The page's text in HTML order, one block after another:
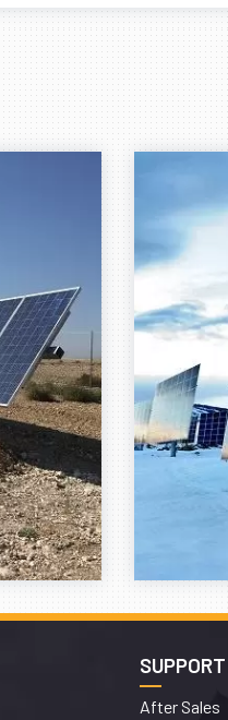
SUPPORT
After Sales